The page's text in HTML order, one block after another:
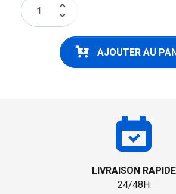
keyboard_arrow_up
keyboard_arrow_down
AJOUTER AU
LIVRAISON RAPIDE
24/48H